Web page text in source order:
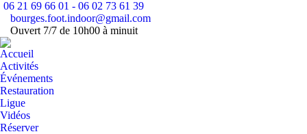
06 21 69 66 01 - 06 02 73 61 39
bourges.foot.indoor@gmail.com
Ouvert 7/7 de 10h00 à minuit
Accueil
Activités
Événements
Restauration
Ligue
Vidéos
Réserver